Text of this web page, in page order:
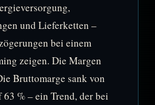
und Lieferketten –
bei einem
zeigen. Die Margen
Bruttomarge sank von
% – ein Trend, der bei